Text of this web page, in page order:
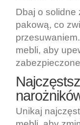
Dbaj o solidne
pakową, co
mebli, aby
Unikaj